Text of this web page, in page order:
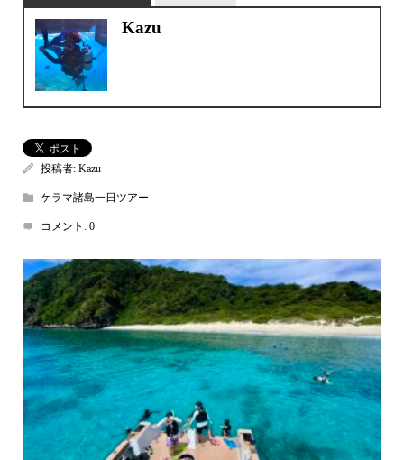
Kazu
投稿者: Kazu
ケラマ諸島一日ツアー
コメント: 0